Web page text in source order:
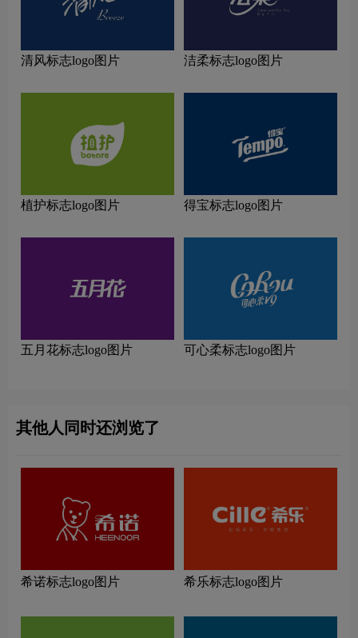
清风标志logo图片 洁柔标志logo图片
植护标志logo图片 得宝标志logo图片
五月花标志logo图片 可心柔标志logo图片
其他人同时还浏览了
希诺标志logo图片 希乐标志logo图片